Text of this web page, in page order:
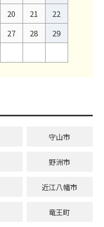
20 21
22
27 28
29
守山市
野洲市
近江八幡市
竜王町